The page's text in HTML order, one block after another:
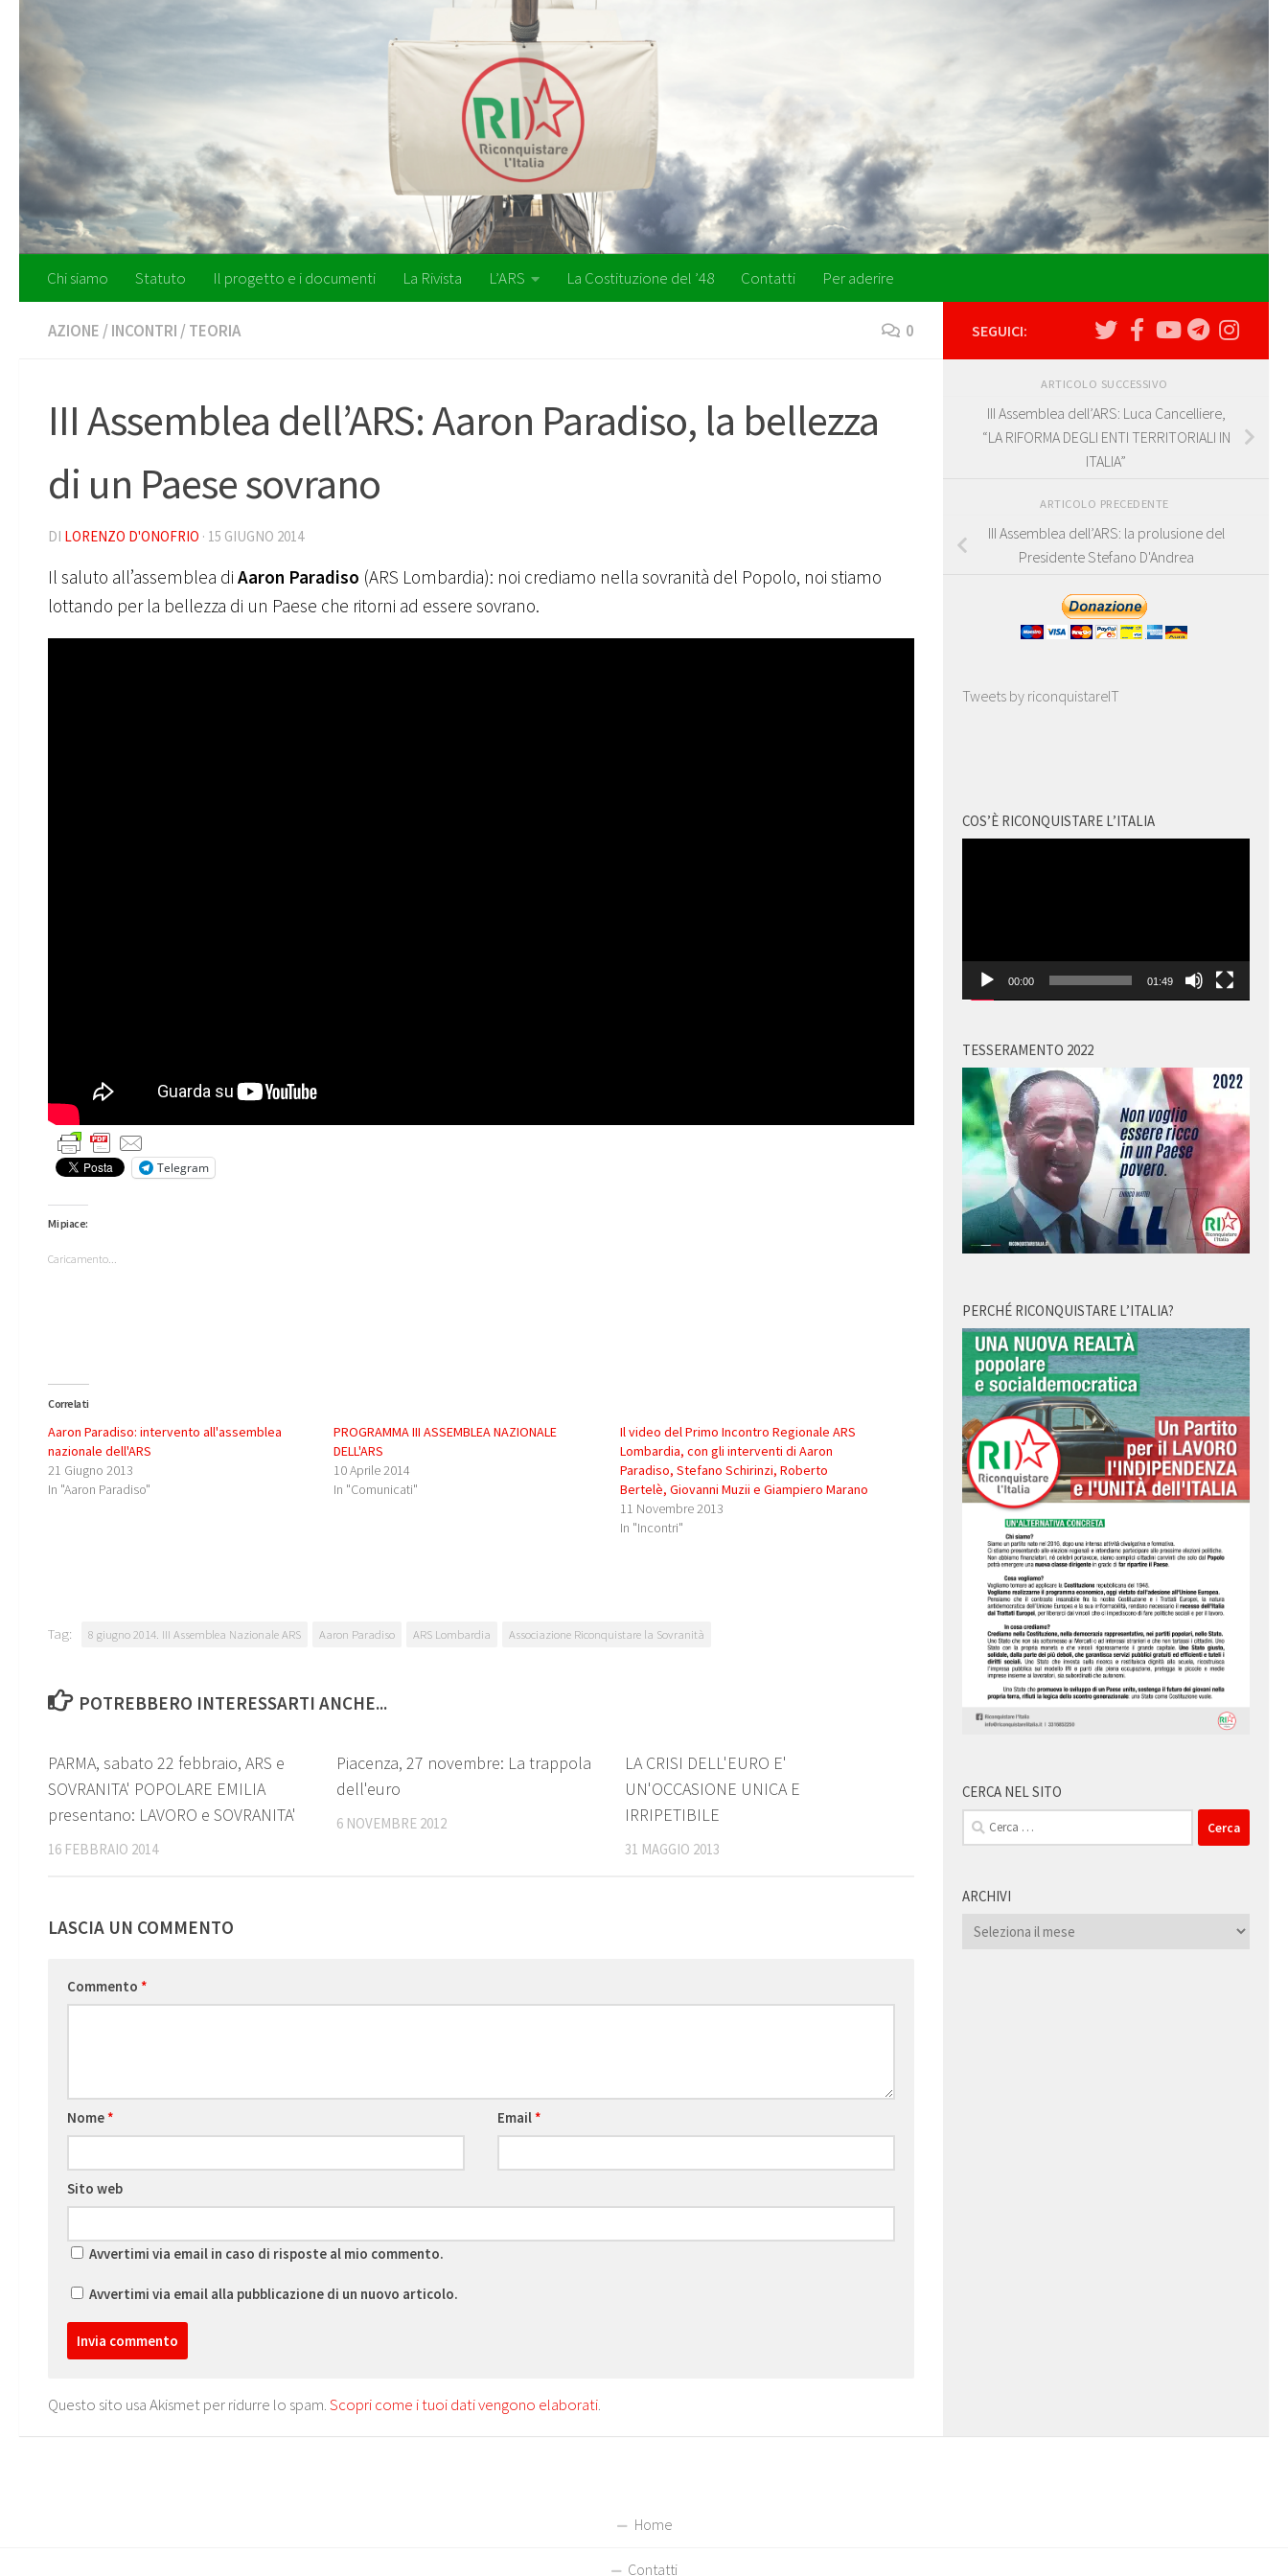
Salta al contenuto
Chi siamo Statuto Il progetto e i documenti La Rivista L’ARS La Costituzione del ’48 Contatti Per aderire
AZIONE /INCONTRI /TEORIA 0
III Assemblea dell’ARS: Aaron Paradiso, la bellezza
di un Paese sovrano
DI LORENZO D'ONOFRIO · 15 GIUGNO 2014
Il saluto all’assemblea di Aaron Paradiso (ARS Lombardia): noi crediamo nella sovranità del Popolo, noi stiamo
lottando per la bellezza di un Paese che ritorni ad essere sovrano.
Telegram
Mi piace:
Caricamento...
Correlati
Aaron Paradiso: intervento all'assemblea
nazionale dell'ARS
21 Giugno 2013
In "Aaron Paradiso"
PROGRAMMA III ASSEMBLEA NAZIONALE
DELL'ARS
10 Aprile 2014
In "Comunicati"
Il video del Primo Incontro Regionale ARS
Lombardia, con gli interventi di Aaron
Paradiso, Stefano Schirinzi, Roberto
Bertelè, Giovanni Muzii e Giampiero Marano
11 Novembre 2013
In "Incontri"
Tag: 8 giugno 2014. III Assemblea Nazionale ARS Aaron Paradiso ARS Lombardia Associazione Riconquistare la Sovranità
POTREBBERO INTERESSARTI ANCHE...
PARMA, sabato 22 febbraio, ARS e
SOVRANITA' POPOLARE EMILIA
presentano: LAVORO e SOVRANITA'
16 FEBBRAIO 2014
Piacenza, 27 novembre: La trappola
dell'euro
6 NOVEMBRE 2012
LA CRISI DELL'EURO E'
UN'OCCASIONE UNICA E
IRRIPETIBILE
31 MAGGIO 2013
LASCIA UN COMMENTO
Commento *
Nome* Email*
Sito web
Avvertimi via email in caso di risposte al mio commento.
Avvertimi via email alla pubblicazione di un nuovo articolo.
Questo sito usa Akismet per ridurre lo spam.Scopri come i tuoi dati vengono elaborati.
SEGUICI:
ARTICOLO SUCCESSIVO
III Assemblea dell’ARS: Luca Cancelliere,
“LA RIFORMA DEGLI ENTI TERRITORIALI IN
ITALIA”
ARTICOLO PRECEDENTE
III Assemblea dell’ARS: la prolusione del
Presidente Stefano D'Andrea
Tweets by riconquistareIT
COS’È RICONQUISTARE L’ITALIA
00:00 01:49
TESSERAMENTO 2022
PERCHÉ RICONQUISTARE L’ITALIA?
CERCA NEL SITO
Ricerca
per:
ARCHIVI
Archivi
Home
Contatti